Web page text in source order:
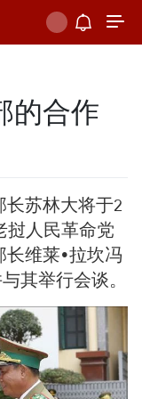
的合作
苏林大将于2
挝人民革命党
维莱•拉坎冯
其举行会谈。